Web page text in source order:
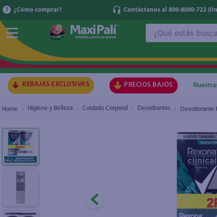
¿Cómo comprar? Contáctanos al 800-8000-722
REBAJAS EXCLUSIVAS PRECIOS BAJOS
Higiene y Belleza Cuidado Corporal Desodrantes Desodorante
Desodorante Rexona Men Clinical Creama
1.
2.
5.
6.
.
8.